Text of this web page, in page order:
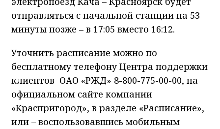
отправляться с начальной станции на 53
минуты позже – в 17:05 вместо 16:12.
Уточнить расписание можно по
бесплатному телефону Центра поддержки
клиентов ОАО «РЖД» 8-800-775-00-00, на
официальном сайте компании
«Краспригород», в разделе «Расписание»,
или – воспользовавшись мобильным